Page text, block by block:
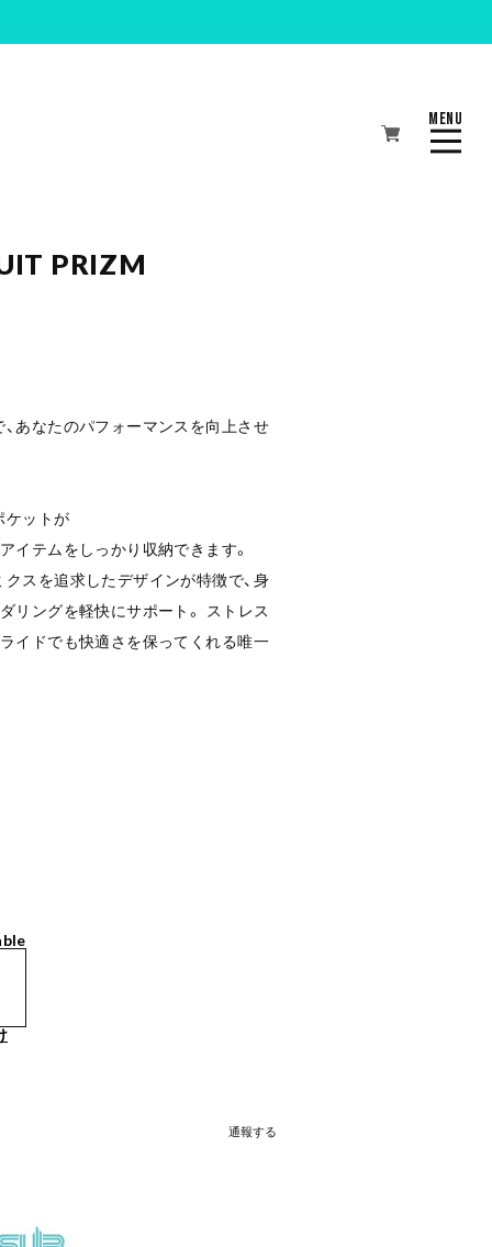
MENU
CLOSE
PRIZM
あなたのパフォーマンスを向上させ
ケットが
イテムをしっかり収納できます。
スを追求したデザインが特徴で、身
リングを軽快にサポート。 ストレス
イドでも快適さを保ってくれる唯一
通報する